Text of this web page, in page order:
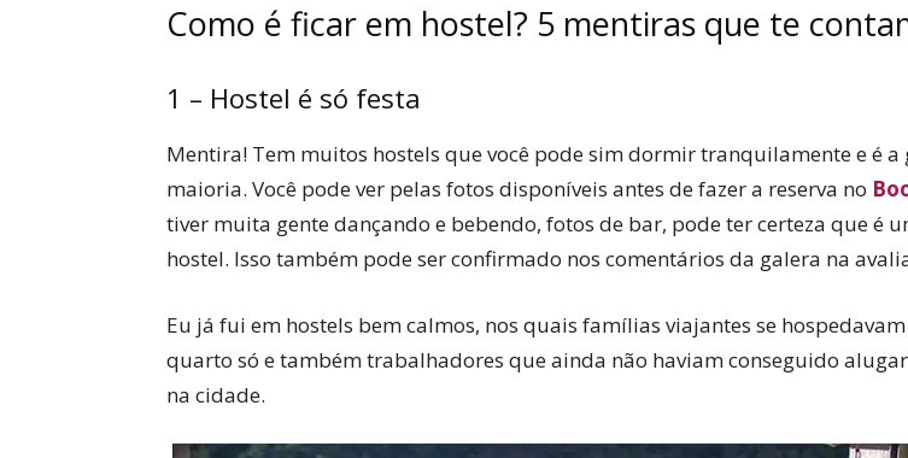
Como é ficar em hostel? 5 mentiras que te
1 – Hostel é só festa
Mentira! Tem muitos hostels que você pode sim dormir tranquilamente e é a
maioria. Você pode ver pelas fotos disponíveis antes de fazer a reserva no
tiver muita gente dançando e bebendo, fotos de bar, pode ter certeza que é
hostel. Isso também pode ser confirmado nos comentários da galera na
Eu já fui em hostels bem calmos, nos quais famílias viajantes se
quarto só e também trabalhadores que ainda não haviam conseguido
na cidade.